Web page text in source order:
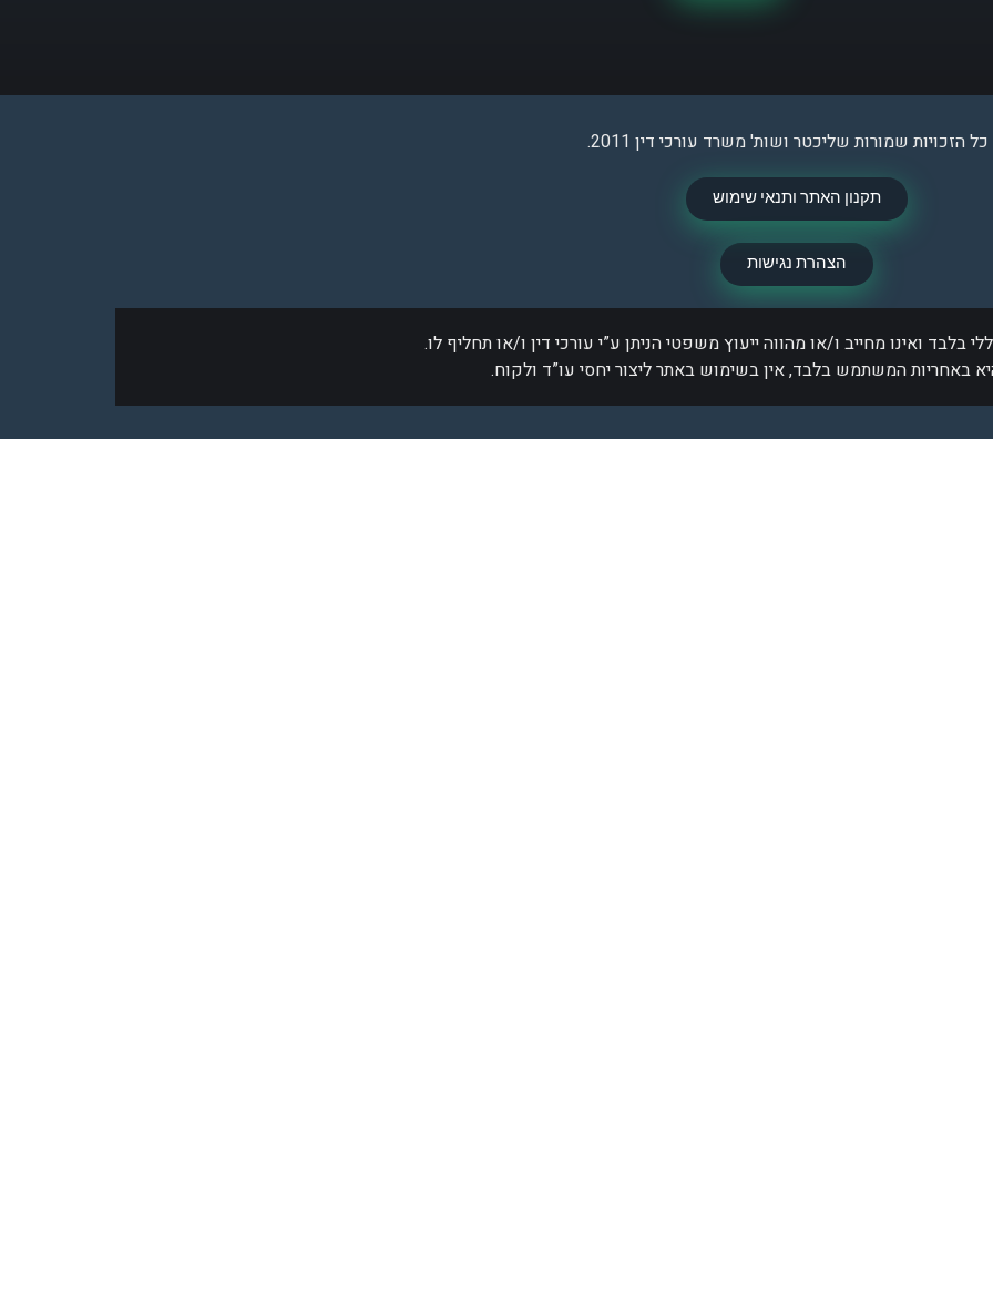
הזכויות שמורות שליכטר ושות' משרד עורכי דין 2011.
תקנון האתר ותנאי שימוש
הצהרת נגישות
בלבד ואינו מחייב ו/או מהווה ייעוץ משפטי הניתן ע”י עורכי דין ו/או תחליף לו.
באחריות המשתמש בלבד, אין בשימוש באתר ליצור יחסי עו”ד ולקוח.